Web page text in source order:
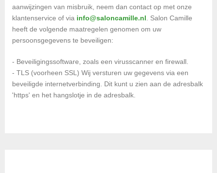
aanwijzingen van misbruik, neem dan contact op met onze
klantenservice of via info@saloncamille.nl . Salon Camille
heeft de volgende maatregelen genomen om uw
persoonsgegevens te beveiligen:
- Beveiligingssoftware, zoals een virusscanner en firewall.
- TLS (voorheen SSL) Wij versturen uw gegevens via een
beveiligde internetverbinding. Dit kunt u zien aan de adresbalk
'https' en het hangslotje in de adresbalk.